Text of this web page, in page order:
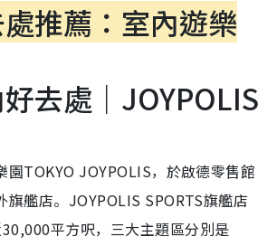
推薦：室內遊樂
去處｜JOYPOLIS
園TOKYO JOYPOLIS，於啟德零售館
旗艦店。JOYPOLIS SPORTS旗艦店
平方呎，三大主題區分別是